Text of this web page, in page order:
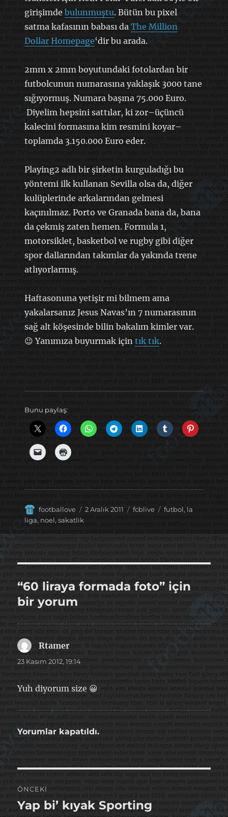
girişimde bulunmuştu. Bütün bu pixel
satma kafasının babası daThe Million
Dollar Homepage‘dir bu arada.
2mm x 2mm boyutundaki fotolardan bir
futbolcunun numarasına yaklaşık 3000 tane
sığıyormuş. Numara başına 75.000 Euro.
Diyelim hepsini sattılar, ki zor–üçüncü
kalecini formasına kim resmini koyar–
toplamda 3.150.000 Euro eder.
Playing2 adlı bir şirketin kurguladığı bu
yöntemi ilk kullanan Sevilla olsa da, diğer
kulüplerinde arkalarından gelmesi
kaçınılmaz. Porto ve Granada bana da, bana
da çekmiş zaten hemen. Formula 1,
motorsiklet, basketbol ve rugby gibi diğer
spor dallarından takımlar da yakında trene
atlıyorlarmış.
Haftasonuna yetişir mi bilmem ama
yakalarsanız Jesus Navas’ın 7 numarasının
sağ alt köşesinde bilin bakalım kimler var.
😉 Yanımıza buyurmak için tık tık.
Bunu paylaş:
Yazar
footballove
Yayın
2 Aralık 2011 Kategoriler
fcblive Etiketler
futbol, la
liga, noel, sakatlik
“60 liraya formada foto” için
bir yorum
Rtamerdedi
ki:
23 Kasım 2012, 19:14
Yuh diyorum size 😀
Yorumlar kapatıldı.
Yazı
gezinmesi
ÖNCEKI
Önceki
Yap bi’ kıyak Sporting